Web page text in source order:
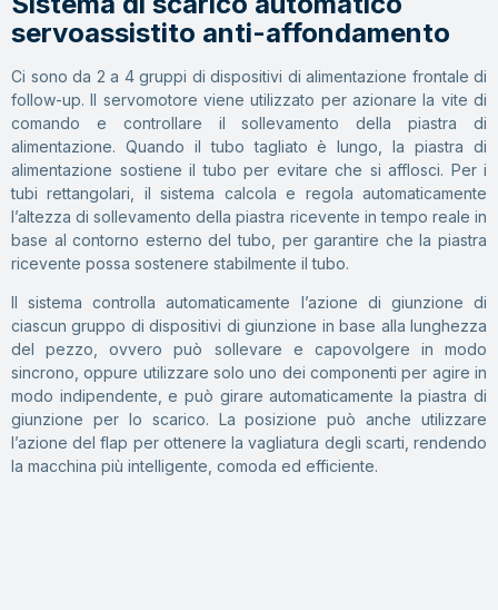
servoassistito anti-affondamento
Ci sono da 2 a 4 gruppi di dispositivi di alimentazione frontale di
follow-up. Il servomotore viene utilizzato per azionare la vite di
comando e controllare il sollevamento della piastra di
alimentazione. Quando il tubo tagliato è lungo, la piastra di
alimentazione sostiene il tubo per evitare che si afflosci. Per i
tubi rettangolari, il sistema calcola e regola automaticamente
l’altezza di sollevamento della piastra ricevente in tempo reale in
base al contorno esterno del tubo, per garantire che la piastra
ricevente possa sostenere stabilmente il tubo.
Il sistema controlla automaticamente l’azione di giunzione di
ciascun gruppo di dispositivi di giunzione in base alla lunghezza
del pezzo, ovvero può sollevare e capovolgere in modo
sincrono, oppure utilizzare solo uno dei componenti per agire in
modo indipendente, e può girare automaticamente la piastra di
giunzione per lo scarico. La posizione può anche utilizzare
l’azione del flap per ottenere la vagliatura degli scarti, rendendo
la macchina più intelligente, comoda ed efficiente.